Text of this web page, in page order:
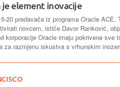
je element inovacije
20 predavača iz programa Oracle
novcem, ističe Davor Ranković,
korporacije Oracle imaju pokrivene
za razmjenu iskustva s vrhunskim